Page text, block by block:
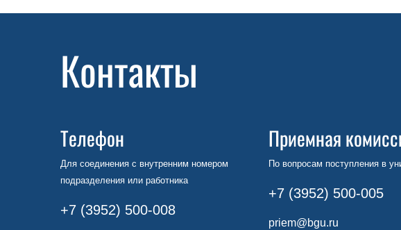
Контакты
Телефон
Для соединения с внутренним номером
подразделения или работника
+7 (3952) 500-008
Приемная
По вопросам поступления в
+7 (3952) 500-005
priem@bgu.ru